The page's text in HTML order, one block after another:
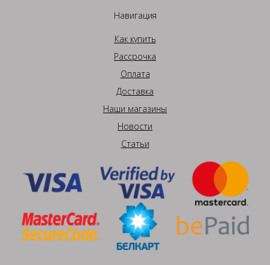
Навигация
Как купить
Рассрочка
Оплата
Доставка
Наши магазины
Новости
Статьи